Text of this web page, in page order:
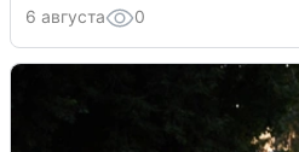
6 августа 0